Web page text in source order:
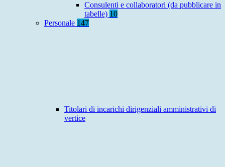
Consulenti e collaboratori (da pubblicare in
tabelle) 10
Personale 147
Titolari di incarichi dirigenziali amministrativi di
vertice